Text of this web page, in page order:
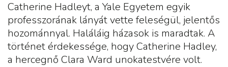
Catherine Hadleyt, a Yale Egyetem egyik
professzorának lányát vette feleségül, jelentős
hozománnyal. Haláláig házasok is maradtak. A
történet érdekessége, hogy Catherine Hadley,
a hercegnő Clara Ward unokatestvére volt.